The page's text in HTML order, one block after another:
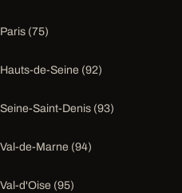
Paris (75)
Hauts-de-Seine (92)
Seine-Saint-Denis (93)
Val-de-Marne (94)
Val-d'Oise (95)